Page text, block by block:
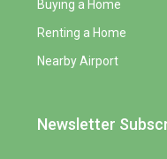
Buying a Home
Renting a Home
Nearby Airport
Newsletter